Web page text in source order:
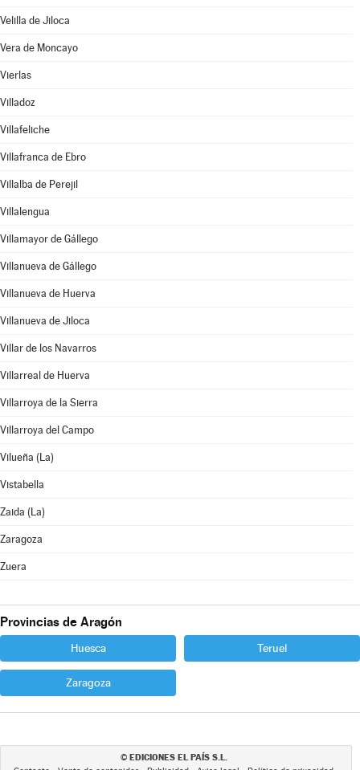
Velilla de Jiloca
Vera de Moncayo
Vierlas
Villadoz
Villafeliche
Villafranca de Ebro
Villalba de Perejil
Villalengua
Villamayor de Gállego
Villanueva de Gállego
Villanueva de Huerva
Villanueva de Jiloca
Villar de los Navarros
Villarreal de Huerva
Villarroya de la Sierra
Villarroya del Campo
Vilueña (La)
Vistabella
Zaida (La)
Zaragoza
Zuera
Provincias de Aragón
Huesca Teruel
Zaragoza
© EDICIONES EL PAÍS S.L.